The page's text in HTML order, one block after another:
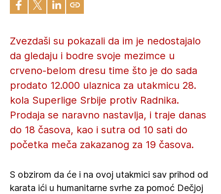
Zvezdaši su pokazali da im je nedostajalo
da gledaju i bodre svoje mezimce u
crveno-belom dresu time što je do sada
prodato 12.000 ulaznica za utakmicu 28.
kola Superlige Srbije protiv Radnika.
Prodaja se naravno nastavlja, i traje danas
do 18 časova, kao i sutra od 10 sati do
početka meča zakazanog za 19 časova.
S obzirom da će i na ovoj utakmici sav prihod od
karata ići u humanitarne svrhe za pomoć Dečjoj